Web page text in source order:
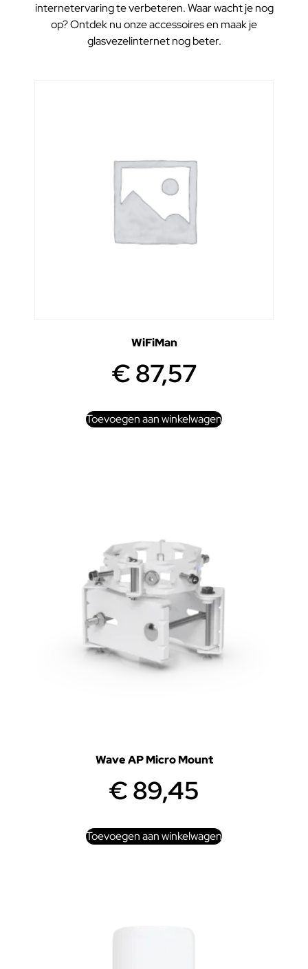
internetervaring te verbeteren. Waar wacht je nog
op? Ontdek nu onze accessoires en maak je
glasvezelinternet nog beter.
WiFiMan
€87,57
Toevoegen aan winkelwagen
Wave AP Micro Mount
€89,45
Toevoegen aan winkelwagen